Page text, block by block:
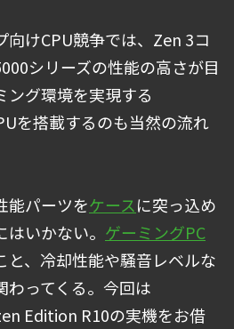
向けCPU競争では、Zen 3コ
シリーズの性能の高さが目
ング環境を実現する
を搭載するのも当然の流れ
能パーツをケースに突っ込め
いかない。 ゲーミングPC
と、冷却性能や騒音レベルな
わってくる。今回は
Edition R10の実機をお借